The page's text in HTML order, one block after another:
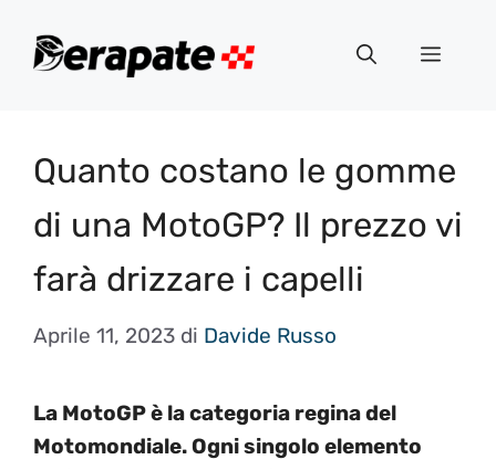
Menu
Quanto costano le gomme
di una MotoGP? Il prezzo vi
farà drizzare i capelli
Aprile 11, 2023 di Davide Russo
La MotoGP è la categoria regina del
Motomondiale. Ogni singolo elemento